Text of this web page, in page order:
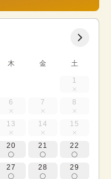
木 金 土
1
6 7 8
13 14 15
20 21 22
27 28 29